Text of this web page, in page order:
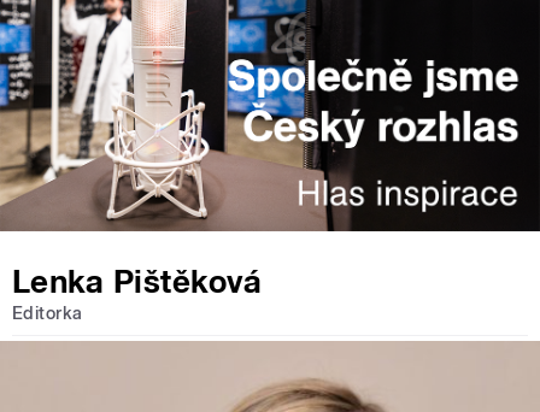
Lenka Pištěková
Editorka